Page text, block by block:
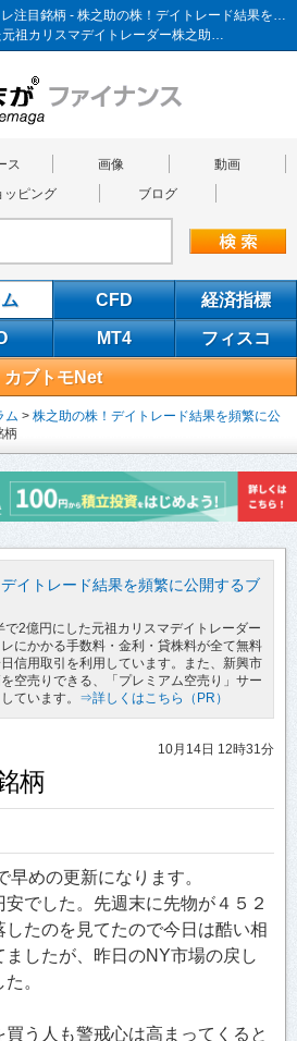
とれまがファイナンス - デイトレ注目銘柄 - 株之助の株！デイトレード結果を頻繁に公開するブログ
祖カリスマデイトレーダー株之助…
ス 画像
動画
ッピング ブログ
CFD 経済指標
MT4 フィスコ
カブトモNet
ム > 株之助の株！デイトレード結果を頻繁に公
柄
イトレード結果を頻繁に公開するブ
2億円にした元祖カリスマデイトレーダー
にかかる手数料・金利・貸株料が全て無料
信用取引を利用しています。また、新興市
空売りできる、「プレミアム空売り」サー
ています。 ⇒詳しくはこちら（PR）
10月14日 12時31分
柄
めの更新になります。
でした。先週末に先物が４５２
したのを見てたので今日は酷い相
したが、昨日のNY市場の戻し
。
う人も警戒心は高まってくると